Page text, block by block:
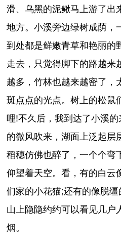
滑、乌黑的泥鳅马上游了出
地方。小溪旁边绿树成荫，
到处都是鲜嫩青草和艳丽的
走去，只觉得脚下的路越来
越多，竹林也越来越密了，
斑点点的光点。树上的松鼠
哩!不久后，我到达了小溪
的微风吹来，湖面上泛起层
稻穗仿佛也醉了，一个个弯
仰望着天空。看，有的白云
们家的小花猫;还有的像脱
山上隐隐约约可以看见几户
烟。